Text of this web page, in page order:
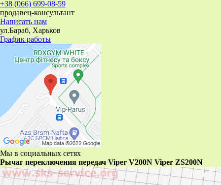
+38 (066) 699-08-59
продавец-консультант
Написать нам
ул.Бараб, Харьков
График работы
Мы в социальных сетях
Рычаг переключения передач Viper V200N Viper ZS200N